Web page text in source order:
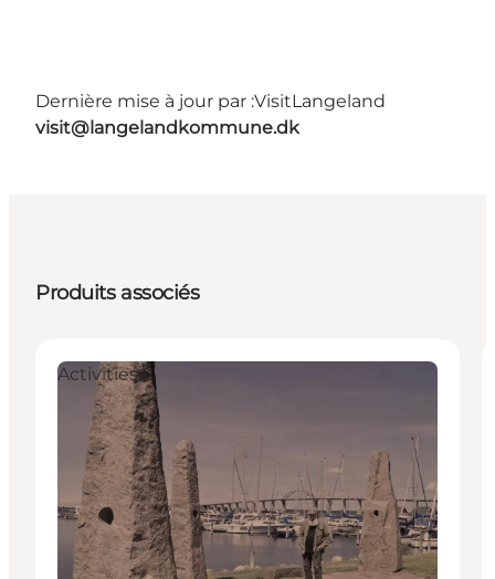
Dernière mise à jour par :VisitLangeland
visit@langelandkommune.dk
Produits associés
Activities